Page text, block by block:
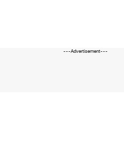
---Advertisement---